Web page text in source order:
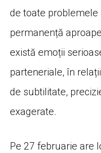
de toate
permanență
există emoții
parteneriale, în
de subtilitate,
exagerate.
Pe 27 februarie are